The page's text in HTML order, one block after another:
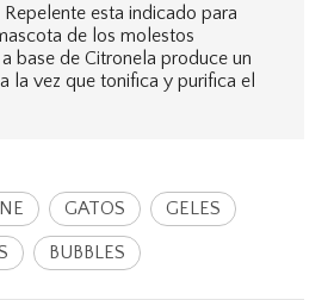
Repelente esta indicado para
de los molestos
base de Citronela produce un
la vez que tonifica y purifica el
GATOS GELES
BUBBLES